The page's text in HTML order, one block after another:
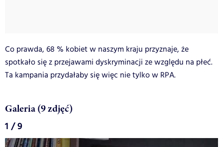
Co prawda, 68 % kobiet w naszym kraju przyznaje, że
spotkało się z przejawami dyskryminacji ze względu na płeć.
Ta kampania przydałaby się więc nie tylko w RPA.
Galeria (9 zdjęć)
1 / 9